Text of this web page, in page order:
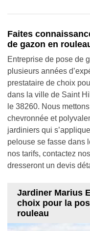
Faites
de gazon en
Entreprise de pose de
plusieurs années
prestataire de choix
dans la ville de Saint
le 38260. Nous
chevronnée et
jardiniers qui
pelouse se fasse dans
nos tarifs, contactez
dresseront un devis
Jardiner Marius
choix pour la
rouleau